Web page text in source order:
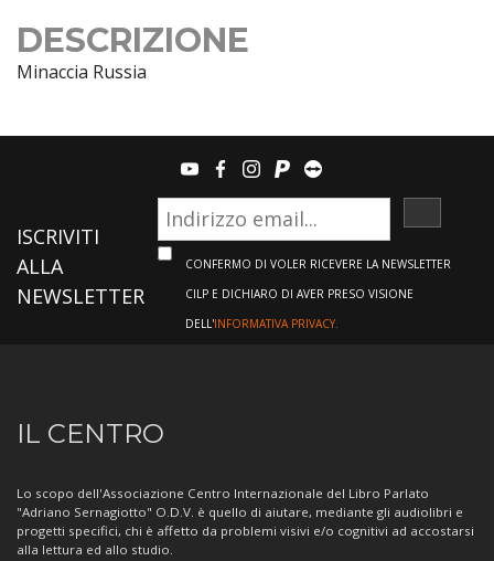
DESCRIZIONE
Minaccia Russia
youtubefacebook
instagram
paypalteamviewer
ISCRIVITI
ALLA
NEWSLETTER
CONFERMO DI VOLER RICEVERE LA NEWSLETTER
CILP E DICHIARO DI AVER PRESO VISIONE
DELL'INFORMATIVA PRIVACY.
Informazioni
sul
Centro
IL CENTRO
Lo scopo dell'Associazione Centro Internazionale del Libro Parlato
"Adriano Sernagiotto" O.D.V. è quello di aiutare, mediante gli audiolibri e
progetti specifici, chi è affetto da problemi visivi e/o cognitivi ad accostarsi
alla lettura ed allo studio.